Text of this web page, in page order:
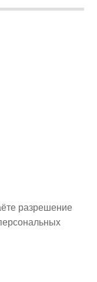
разрешение